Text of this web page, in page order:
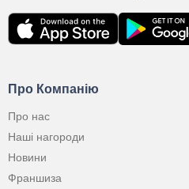
Про Компанію
Про нас
Наші нагороди
Новини
Франшиза